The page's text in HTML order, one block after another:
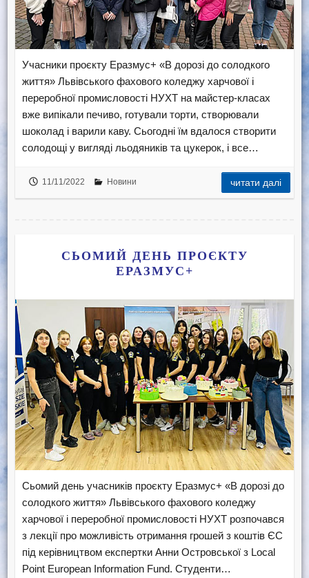
Учасники проєкту Еразмус+ «В дорозі до солодкого
життя» Львівського фахового коледжу харчової і
переробної промисловості НУХТ на майстер-класах
вже випікали печиво, готували торти, створювали
шоколад і варили каву. Сьогодні їм вдалося створити
солодощі у вигляді льодяників та цукерок, і все…
11/11/2022 Новини читати далі
СЬОМИЙ ДЕНЬ ПРОЄКТУ
ЕРАЗМУС+
Сьомий день учасників проєкту Еразмус+ «В дорозі до
солодкого життя» Львівського фахового коледжу
харчової і переробної промисловості НУХТ розпочався
з лекції про можливість отримання грошей з коштів ЄС
під керівництвом експертки Анни Островської з Local
Point European Information Fund. Студенти…